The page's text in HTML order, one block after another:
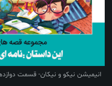
انیمیشن نیکو و نیکان- قسمت